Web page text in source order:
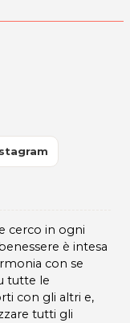
cerco in ogni
è intesa
con se
tutte le
con gli altri e,
tutti gli